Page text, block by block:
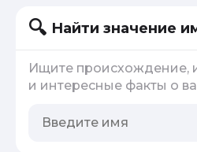
Найти значение
Ищите происхождение,
и интересные факты о